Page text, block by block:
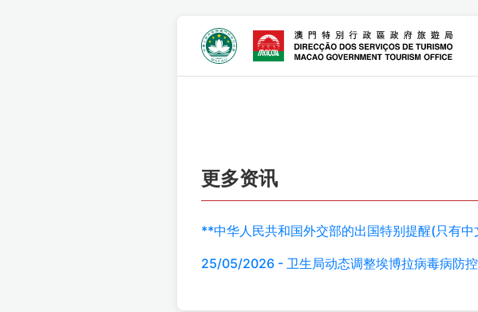
更多资讯
**中华人民共和国外交部的出国特别提醒(只有中
25/05/2026 - 卫生局动态调整埃博拉病毒病防